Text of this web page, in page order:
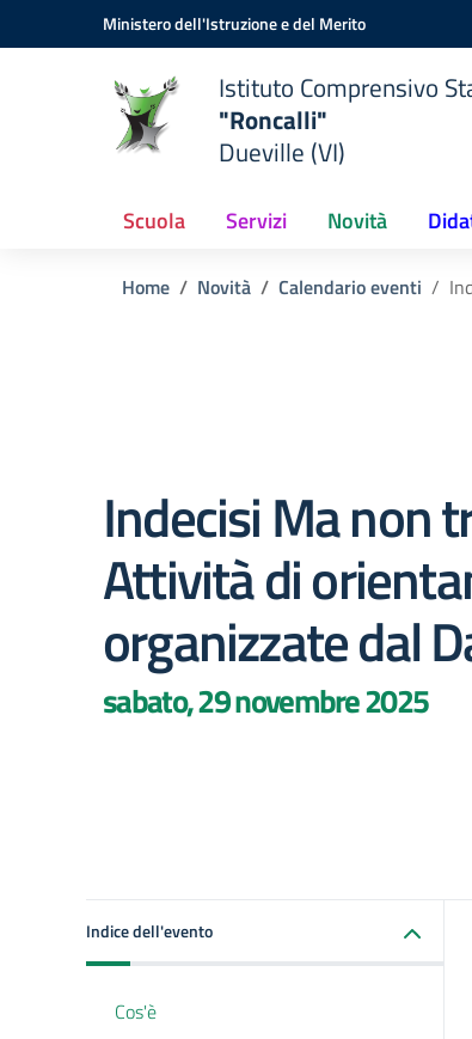
Vai ai contenuti
Vai al menu di navigazioneMinistero dell'Istruzione e del Merito
Istituto Comprensivo
"Roncalli"
Dueville (VI)
Scuola Servizi Novità
Home Novità Calendario eventi
Indecisi Ma non
Attività di
organizzate dal
sabato, 29 novembre 2025
Indice dell'evento
Cos'è